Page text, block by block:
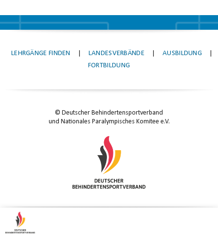
LEHRGÄNGE FINDEN LANDESVERBÄNDE AUSBILDUNG
FORTBILDUNG
© Deutscher Behindertensportverband
und Nationales Paralympisches Komitee e.V.
KONTAKT